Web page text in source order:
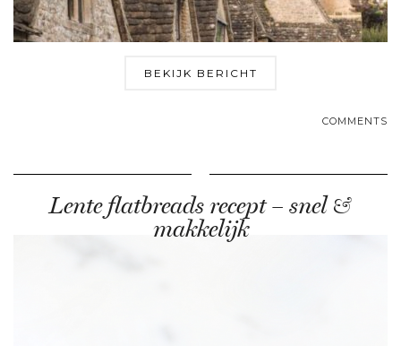
BEKIJK BERICHT
COMMENTS
Lente flatbreads recept – snel &
makkelijk